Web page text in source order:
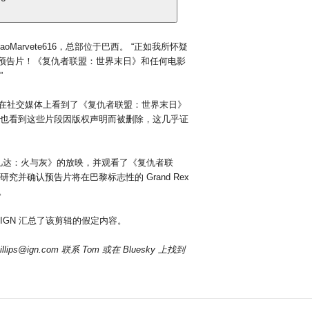
，总部位于巴西。 “正如我所怀疑
告片！《复仇者联盟：世界末日》和任何电影
交媒体上看到了《复仇者联盟：世界末日》
到这些片段因版权声明而被删除，这几乎证
：火与灰》的放映，并观看了《复仇者联
究并确认预告片将在巴黎标志性的 Grand Rex
汇总了该剪辑的假定内容。
联系 Tom 或在 Bluesky 上找到